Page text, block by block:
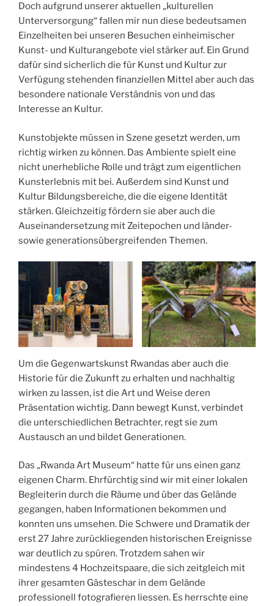
Doch aufgrund unserer aktuellen „kulturellen
Unterversorgung“ fallen mir nun diese bedeutsamen
Einzelheiten bei unseren Besuchen einheimischer
Kunst- und Kulturangebote viel stärker auf. Ein Grund
dafür sind sicherlich die für Kunst und Kultur zur
Verfügung stehenden finanziellen Mittel aber auch das
besondere nationale Verständnis von und das
Interesse an Kultur.
Kunstobjekte müssen in Szene gesetzt werden, um
richtig wirken zu können. Das Ambiente spielt eine
nicht unerhebliche Rolle und trägt zum eigentlichen
Kunsterlebnis mit bei. Außerdem sind Kunst und
Kultur Bildungsbereiche, die die eigene Identität
stärken. Gleichzeitig fördern sie aber auch die
Auseinandersetzung mit Zeitepochen und länder-
sowie generationsübergreifenden Themen.
Um die Gegenwartskunst Rwandas aber auch die
Historie für die Zukunft zu erhalten und nachhaltig
wirken zu lassen, ist die Art und Weise deren
Präsentation wichtig. Dann bewegt Kunst, verbindet
die unterschiedlichen Betrachter, regt sie zum
Austausch an und bildet Generationen.
Das „Rwanda Art Museum“ hatte für uns einen ganz
eigenen Charm. Ehrfürchtig sind wir mit einer lokalen
Begleiterin durch die Räume und über das Gelände
gegangen, haben Informationen bekommen und
konnten uns umsehen. Die Schwere und Dramatik der
erst 27 Jahre zurückliegenden historischen Ereignisse
war deutlich zu spüren. Trotzdem sahen wir
mindestens 4 Hochzeitspaare, die sich zeitgleich mit
ihrer gesamten Gästeschar in dem Gelände
professionell fotografieren liessen. Es herrschte eine